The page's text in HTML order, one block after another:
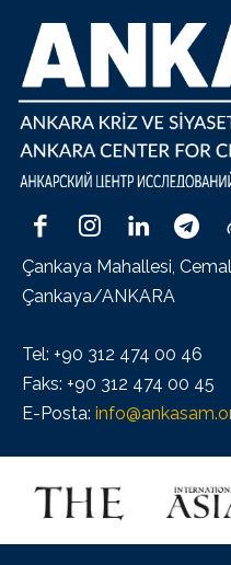
Çankaya Mahallesi,
Çankaya/ANKARA
Tel: +90 312 474 00 46
Faks: +90 312 474 00 45
E-Posta: